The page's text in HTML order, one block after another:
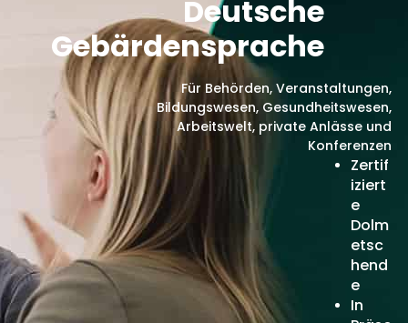
Deutsche
Gebärdensprache
Für Behörden, Veranstaltungen,
Bildungswesen, Gesundheitswesen,
Arbeitswelt, private Anlässe und
Konferenzen
Zertif
iziert
e
Dolm
etsc
hend
e
In